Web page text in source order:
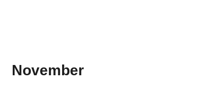
November